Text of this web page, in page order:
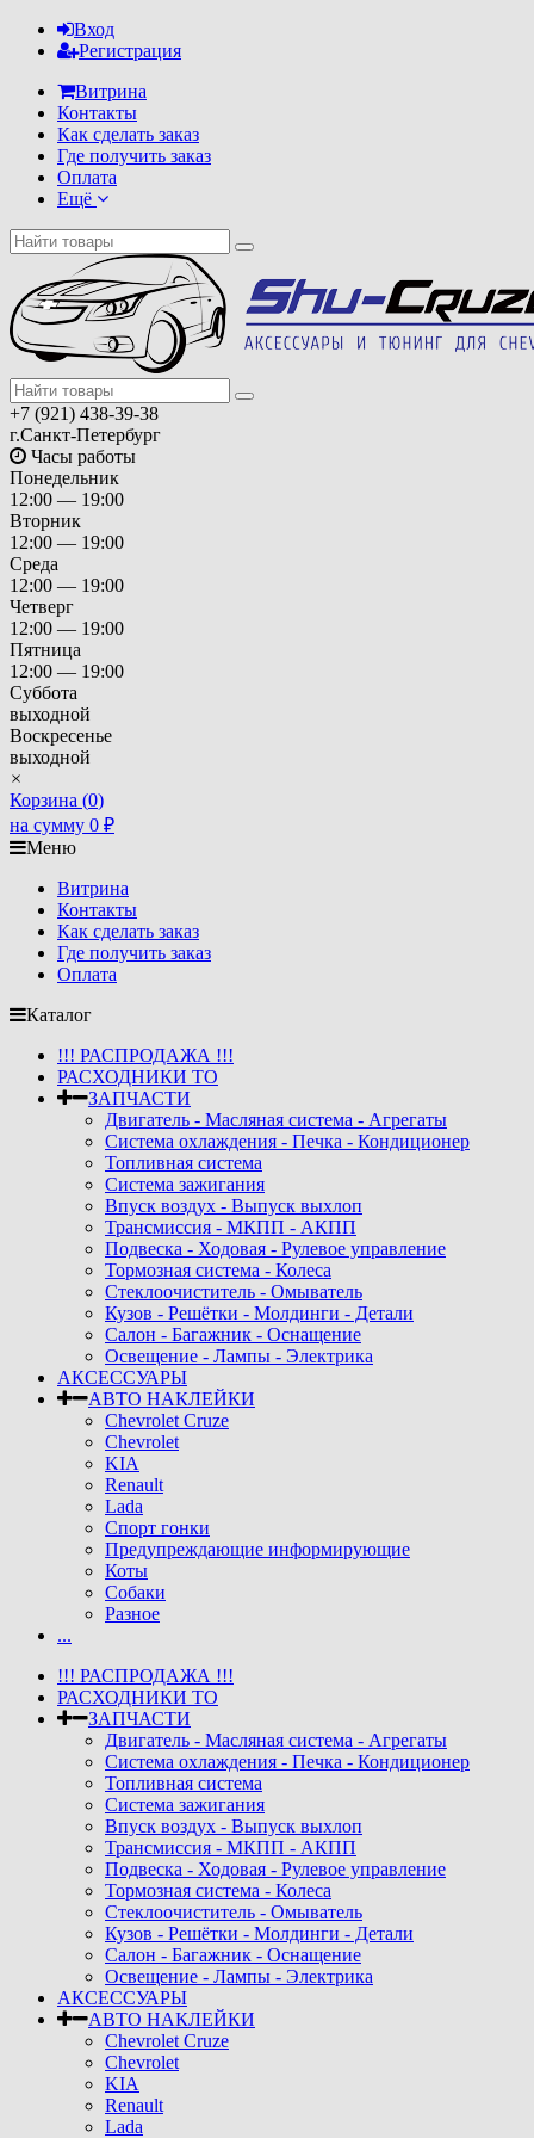
Вход
Регистрация
Витрина
Контакты
Как сделать заказ
Где получить заказ
Оплата
Ещё
+7 (921) 438-39-38
г.Санкт-Петербург
Часы работы
Понедельник
12:00 — 19:00
Вторник
12:00 — 19:00
Среда
12:00 — 19:00
Четверг
12:00 — 19:00
Пятница
12:00 — 19:00
Суббота
выходной
Воскресенье
выходной
×
Корзина (0)
на сумму 0 ₽
Меню
Витрина
Контакты
Как сделать заказ
Где получить заказ
Оплата
Каталог
!!! РАСПРОДАЖА !!!
РАСХОДНИКИ ТО
ЗАПЧАСТИ
Двигатель - Масляная система - Агрегаты
Система охлаждения - Печка - Кондиционер
Топливная система
Система зажигания
Впуск воздух - Выпуск выхлоп
Трансмиссия - МКПП - АКПП
Подвеска - Ходовая - Рулевое управление
Тормозная система - Колеса
Стеклоочиститель - Омыватель
Кузов - Решётки - Молдинги - Детали
Салон - Багажник - Оснащение
Освещение - Лампы - Электрика
АКСЕССУАРЫ
АВТО НАКЛЕЙКИ
Chevrolet Cruze
Chevrolet
KIA
Renault
Lada
Спорт гонки
Предупреждающие информирующие
Коты
Собаки
Разное
...
!!! РАСПРОДАЖА !!!
РАСХОДНИКИ ТО
ЗАПЧАСТИ
Двигатель - Масляная система - Агрегаты
Система охлаждения - Печка - Кондиционер
Топливная система
Система зажигания
Впуск воздух - Выпуск выхлоп
Трансмиссия - МКПП - АКПП
Подвеска - Ходовая - Рулевое управление
Тормозная система - Колеса
Стеклоочиститель - Омыватель
Кузов - Решётки - Молдинги - Детали
Салон - Багажник - Оснащение
Освещение - Лампы - Электрика
АКСЕССУАРЫ
АВТО НАКЛЕЙКИ
Chevrolet Cruze
Chevrolet
KIA
Renault
Lada